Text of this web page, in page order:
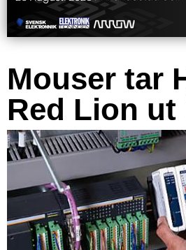
Mouser tar
Red Lion ut